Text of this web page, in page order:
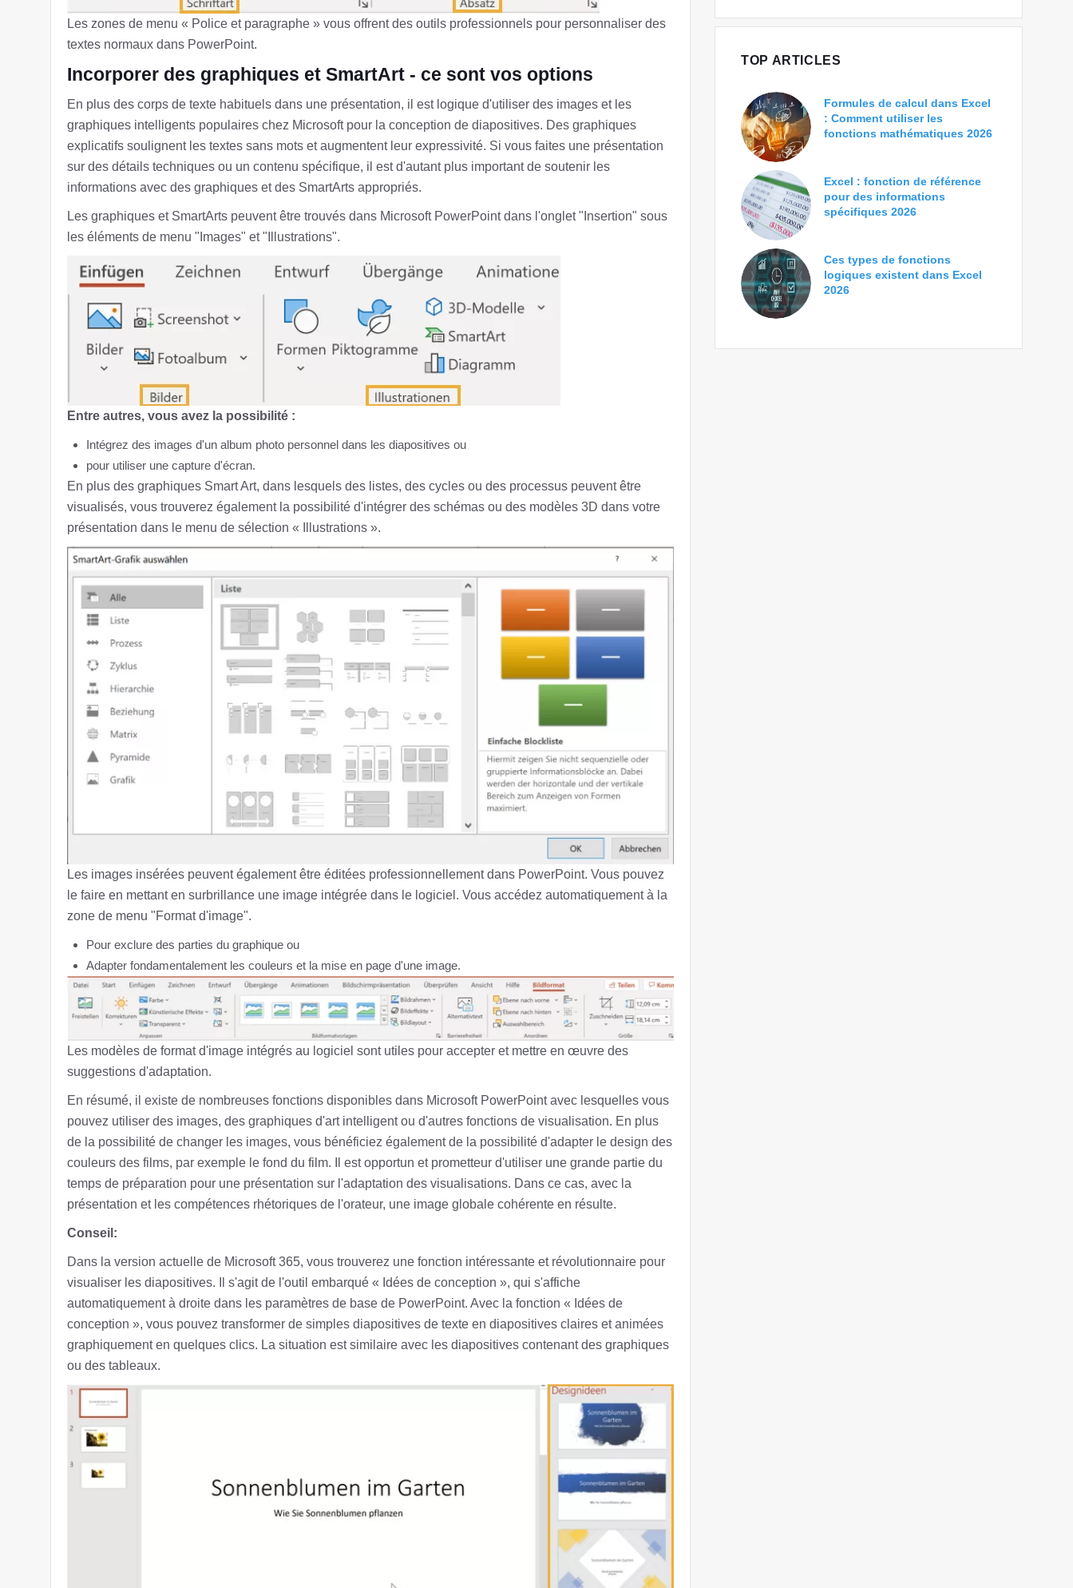
Les zones de menu « Police et paragraphe » vous offrent des outils professionnels pour personnaliser des
textes normaux dans PowerPoint.
Incorporer des graphiques et SmartArt - ce sont vos options
En plus des corps de texte habituels dans une présentation, il est logique d'utiliser des images et les
graphiques intelligents populaires chez Microsoft pour la conception de diapositives. Des graphiques
explicatifs soulignent les textes sans mots et augmentent leur expressivité. Si vous faites une présentation
sur des détails techniques ou un contenu spécifique, il est d'autant plus important de soutenir les
informations avec des graphiques et des SmartArts appropriés.
Les graphiques et SmartArts peuvent être trouvés dans Microsoft PowerPoint dans l'onglet "Insertion" sous
les éléments de menu "Images" et "Illustrations".
Entre autres, vous avez la possibilité :
Intégrez des images d'un album photo personnel dans les diapositives ou
pour utiliser une capture d'écran.
En plus des graphiques Smart Art, dans lesquels des listes, des cycles ou des processus peuvent être
visualisés, vous trouverez également la possibilité d'intégrer des schémas ou des modèles 3D dans votre
présentation dans le menu de sélection « Illustrations ».
Les images insérées peuvent également être éditées professionnellement dans PowerPoint. Vous pouvez
le faire en mettant en surbrillance une image intégrée dans le logiciel. Vous accédez automatiquement à la
zone de menu "Format d'image".
Pour exclure des parties du graphique ou
Adapter fondamentalement les couleurs et la mise en page d'une image.
Les modèles de format d'image intégrés au logiciel sont utiles pour accepter et mettre en œuvre des
suggestions d'adaptation.
En résumé, il existe de nombreuses fonctions disponibles dans Microsoft PowerPoint avec lesquelles vous
pouvez utiliser des images, des graphiques d'art intelligent ou d'autres fonctions de visualisation. En plus
de la possibilité de changer les images, vous bénéficiez également de la possibilité d'adapter le design des
couleurs des films, par exemple le fond du film. Il est opportun et prometteur d'utiliser une grande partie du
temps de préparation pour une présentation sur l'adaptation des visualisations. Dans ce cas, avec la
présentation et les compétences rhétoriques de l'orateur, une image globale cohérente en résulte.
Conseil:
Dans la version actuelle de Microsoft 365, vous trouverez une fonction intéressante et révolutionnaire pour
visualiser les diapositives. Il s'agit de l'outil embarqué « Idées de conception », qui s'affiche
automatiquement à droite dans les paramètres de base de PowerPoint. Avec la fonction « Idées de
conception », vous pouvez transformer de simples diapositives de texte en diapositives claires et animées
graphiquement en quelques clics. La situation est similaire avec les diapositives contenant des graphiques
ou des tableaux.
TOP ARTICLES
Formules de calcul dans Excel
: Comment utiliser les
fonctions mathématiques 2026
Excel : fonction de référence
pour des informations
spécifiques 2026
Ces types de fonctions
logiques existent dans Excel
2026